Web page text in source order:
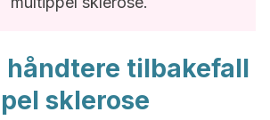
håndtere tilbakefall
sklerose